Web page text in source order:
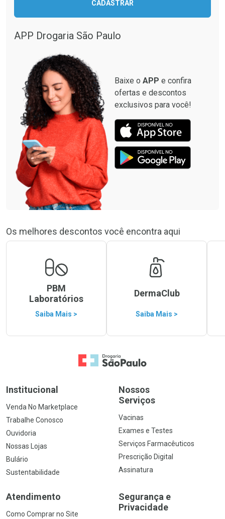
Comprar sem Desconto
Comprar sem Desconto
Comprar sem Desconto
Comprar sem Desconto
CADASTRAR
APP Drogaria São Paulo
Baixe o APP e confira
ofertas e descontos
exclusivos para você!
Os melhores descontos você encontra aqui
PBM
Laboratórios
Saiba Mais >
DermaClub
Saiba Mais >
Ir para a Home
Institucional
Venda No Marketplace
Trabalhe Conosco
Ouvidoria
Nossas Lojas
Bulário
Sustentabilidade
Nossos
Serviços
Vacinas
Exames e Testes
Serviços Farmacêuticos
Prescrição Digital
Assinatura
Atendimento
Como Comprar no Site
Segurança e
Privacidade